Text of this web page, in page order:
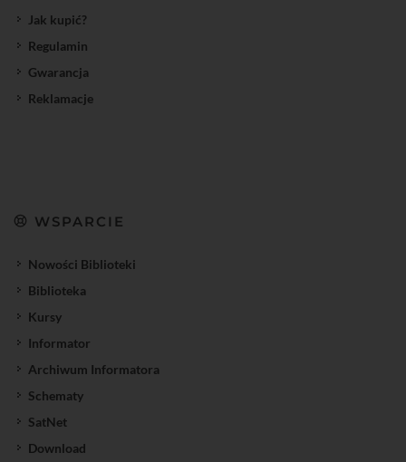
Jak kupić?
Regulamin
Gwarancja
Reklamacje
WSPARCIE
Nowości Biblioteki
Biblioteka
Kursy
Informator
Archiwum Informatora
Schematy
SatNet
Download